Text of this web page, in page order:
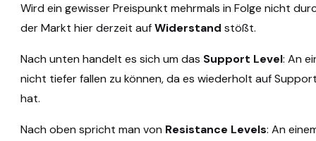
Wird ein gewisser Preispunkt mehrmals in Folge nicht
der Markt hier derzeit aufWiderstand stößt.
Nach unten handelt es sich um das Support Level: An
nicht tiefer fallen zu können, da es wiederholt auf
hat.
Nach oben spricht man von Resistance Levels: An